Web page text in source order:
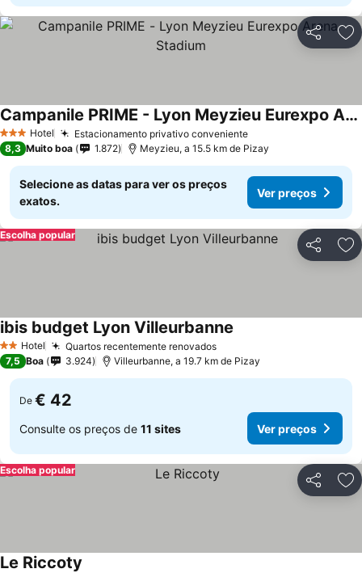
Partilhar
3 EstrelasHotel Estacionamento privativo conveniente
Campanile PRIME - Lyon Meyzieu Eurexpo Arena Stadium
8,3 Muito boa 1.872 Meyzieu, a 15.5 km de Pizay
Selecione as datas para ver os preços
exatos.
Ver preços
Partilhar
Escolha popular
2 Estrelas
Hotel Quartos recentemente renovados
ibis budget Lyon Villeurbanne
7,5 Boa 3.924 Villeurbanne, a 19.7 km de Pizay
De € 42
Consulte os preços de 11 sites Ver preços
Partilhar
Escolha popular
Le Riccoty